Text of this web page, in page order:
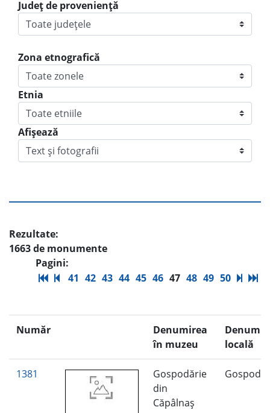
Judeţ de provenienţă
Zona etnografică
Etnia
Afișează
Rezultate:
1663 de monumente
Pagini:
41 42 43 44 45 46 47 48 49 50
Număr
Denumirea
în muzeu
locală
1381
Gospodărie
din
Căpâlnaş